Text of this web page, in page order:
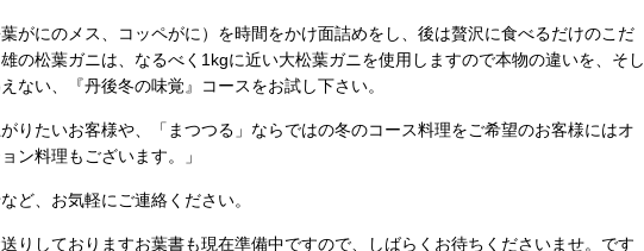
がにのメス、コッペがに）を時間をかけ面詰めをし、後は贅沢に食べるだけのこだ
の松葉ガニは、なるべく1kgに近い大松葉ガニを使用しますので本物の違いを、そし
ない、『丹後冬の味覚』コースをお試し下さい。
りたいお客様や、「まつつる」ならではの冬のコース料理をご希望のお客様にはオ
ン料理もございます。」
ど、お気軽にご連絡ください。
りしておりますお葉書も現在準備中ですので、しばらくお待ちくださいませ。です